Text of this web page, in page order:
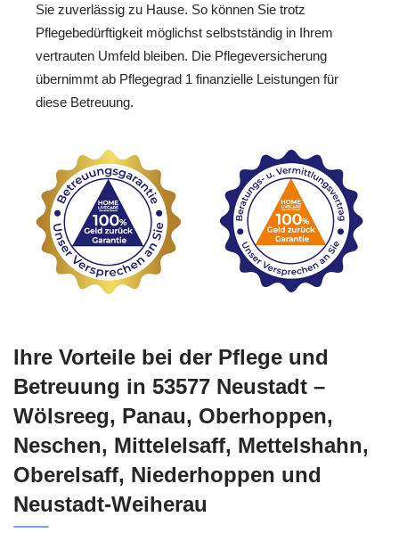
Sie zuverlässig zu Hause. So können Sie trotz
Pflegebedürftigkeit möglichst selbstständig in Ihrem
vertrauten Umfeld bleiben. Die Pflegeversicherung
übernimmt ab Pflegegrad 1 finanzielle Leistungen für
diese Betreuung.
Ihre Vorteile bei der Pflege und
Betreuung in 53577 Neustadt –
Wölsreeg, Panau, Oberhoppen,
Neschen, Mittelelsaff, Mettelshahn,
Oberelsaff, Niederhoppen und
Neustadt-Weiherau